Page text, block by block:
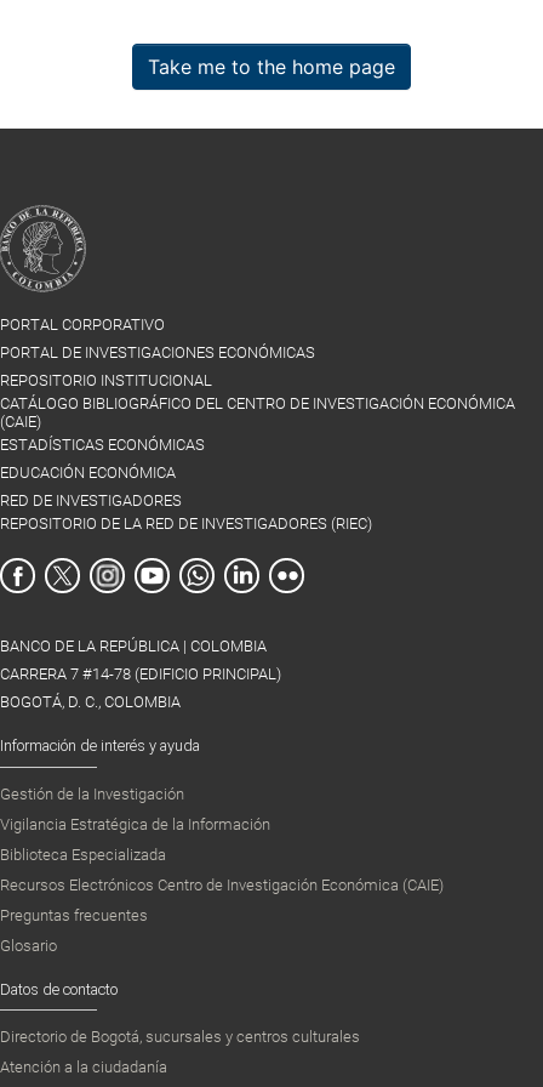
Take me to the home page
PORTAL CORPORATIVO
PORTAL DE INVESTIGACIONES ECONÓMICAS
REPOSITORIO INSTITUCIONAL
CATÁLOGO BIBLIOGRÁFICO DEL CENTRO DE INVESTIGACIÓN ECONÓMICA
(CAIE)
ESTADÍSTICAS ECONÓMICAS
EDUCACIÓN ECONÓMICA
RED DE INVESTIGADORES
REPOSITORIO DE LA RED DE INVESTIGADORES (RIEC)
BANCO DE LA REPÚBLICA | COLOMBIA
CARRERA 7 #14-78 (EDIFICIO PRINCIPAL)
BOGOTÁ, D. C., COLOMBIA
Información de interés y ayuda
Gestión de la Investigación
Vigilancia Estratégica de la Información
Biblioteca Especializada
Recursos Electrónicos Centro de Investigación Económica (CAIE)
Preguntas frecuentes
Glosario
Datos de contacto
Directorio de Bogotá, sucursales y centros culturales
Atención a la ciudadanía